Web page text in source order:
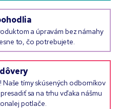
a úpravám bez námahy
to, čo potrebujete.
Naše tímy skúsených odborníkov
sa na trhu vďaka nášmu
potlače.